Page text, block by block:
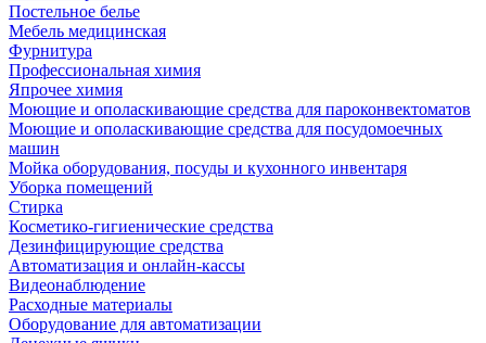
Постельное белье
Мебель медицинская
Фурнитура
Профессиональная химия
Япрочее химия
Моющие и ополаскивающие средства для пароконвектоматов
Моющие и ополаскивающие средства для посудомоечных
машин
Мойка оборудования, посуды и кухонного инвентаря
Уборка помещений
Стирка
Косметико-гигиенические средства
Дезинфицирующие средства
Автоматизация и онлайн-кассы
Видеонаблюдение
Расходные материалы
Оборудование для автоматизации